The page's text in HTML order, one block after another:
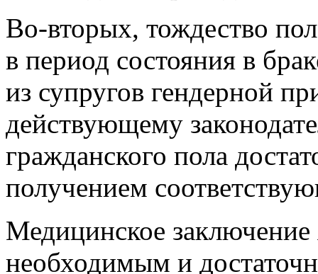
Во-вторых, тождество
в период состояния в
из супругов гендерной
действующему
гражданского пола
получением
Медицинское заключение
необходимым и